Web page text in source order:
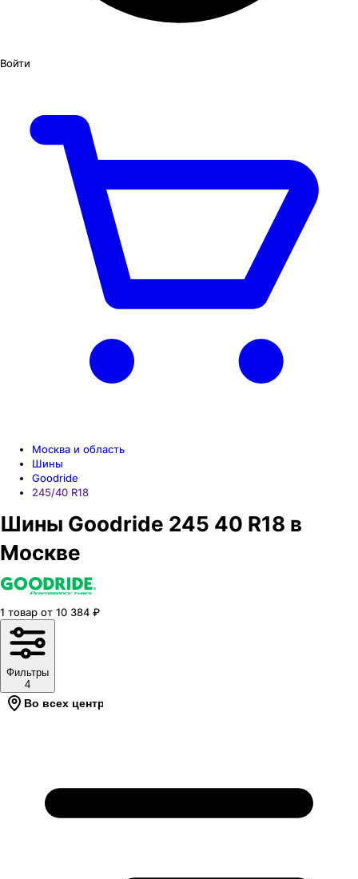
Войти
Москва и область
Шины
Goodride
245/40 R18
Шины Goodride 245 40 R18 в
Москве
1 товар от 10 384 ₽
Фильтры
4
Во всех центрах